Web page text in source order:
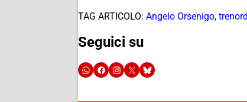
TAG ARTICOLO: Angelo Orsenigo, trenord
Seguici su